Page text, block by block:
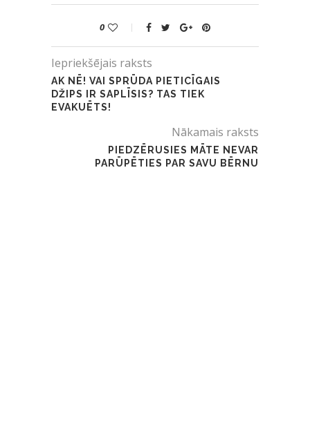
0
Iepriekšējais raksts
AK NĒ! VAI SPRŪDA PIETICĪGAIS
DŽIPS IR SAPLĪSIS? TAS TIEK
EVAKUĒTS!
Nākamais raksts
PIEDZĒRUSIES MĀTE NEVAR
PARŪPĒTIES PAR SAVU BĒRNU